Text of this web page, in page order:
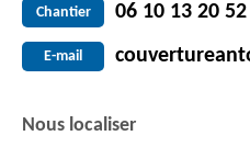
Chantier 06 10 13 20 52
E-mail
Nous localiser